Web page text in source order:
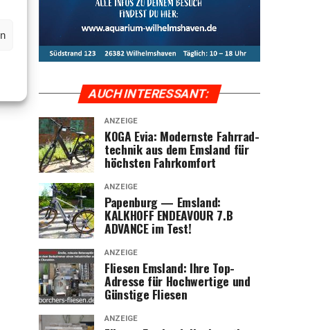
AUCH INTER­ES­SANT:
ANZEIGE
KOGA Evia: Moderns­te Fahr­rad­
tech­nik aus dem Ems­land für
höchs­ten Fahrkomfort
ANZEIGE
Papen­burg — Ems­land:
KALKHOFF ENDEAVOUR 7.B
ADVANCE im Test!
ANZEIGE
Flie­sen Ems­land: Ihre Top-
Adres­se für Hoch­wer­ti­ge und
Güns­ti­ge Fliesen
ANZEIGE